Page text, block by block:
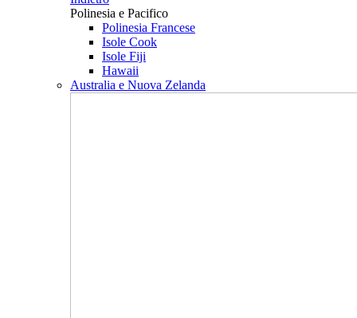
Polinesia e Pacifico
Polinesia Francese
Isole Cook
Isole Fiji
Hawaii
Australia e Nuova Zelanda